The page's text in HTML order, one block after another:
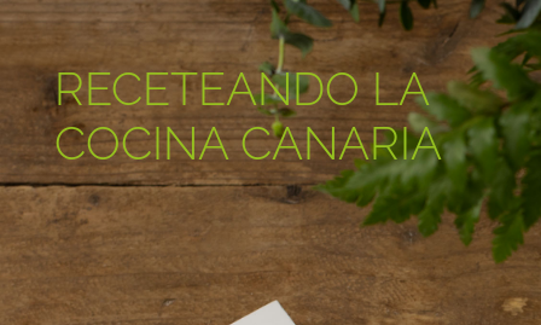
RECETEANDO LA
COCINA CANARIA